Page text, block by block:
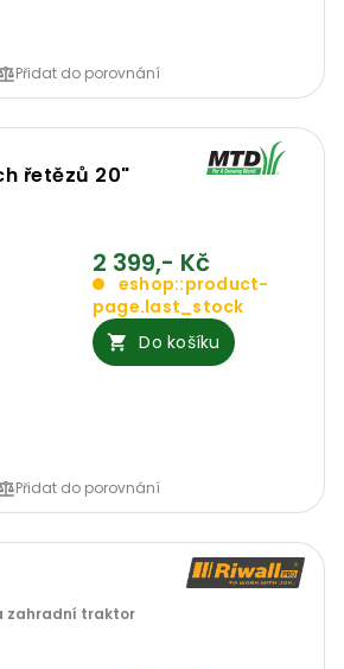
Přidat do porovnání
řetězů 20"
2 399,- Kč
eshop::product-
page.last_stock
Do košíku
Přidat do porovnání
zahradní traktor